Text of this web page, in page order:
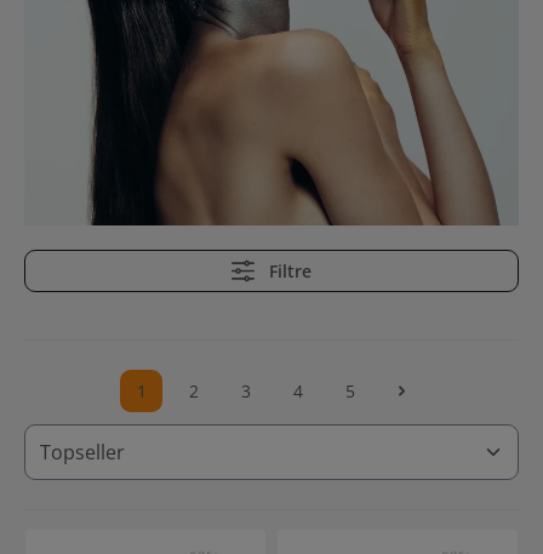
Filtre
Page
1 Page
2 Page
3 Page
4 Page
5